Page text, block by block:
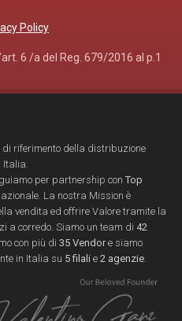
Policy
6 /a del Reg. 679/2016 al p.1
di riferimento della distribuzione
Italia.
per partnership con Top
La nostra Mission è
vendita ed offrire Valore tramite la
a corredo. Siamo un team di 42
con più di 35 Vendore siamo
in Italia su 5 filali e 2 agenzie.